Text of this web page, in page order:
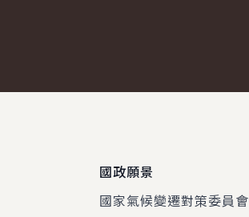
國政願景
國家氣候變遷對策委員會